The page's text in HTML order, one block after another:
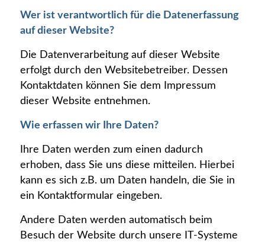
Wer ist verantwortlich für die Datenerfassung
auf dieser Website?
Die Datenverarbeitung auf dieser Website
erfolgt durch den Websitebetreiber. Dessen
Kontaktdaten können Sie dem Impressum
dieser Website entnehmen.
Wie erfassen wir Ihre Daten?
Ihre Daten werden zum einen dadurch
erhoben, dass Sie uns diese mitteilen. Hierbei
kann es sich z.B. um Daten handeln, die Sie in
ein Kontaktformular eingeben.
Andere Daten werden automatisch beim
Besuch der Website durch unsere IT-Systeme